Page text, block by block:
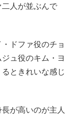
人が並ぶんで
ドファ役のチョ
ュ役のキム・ヨ
ときれいな感じ
が高いのが主人